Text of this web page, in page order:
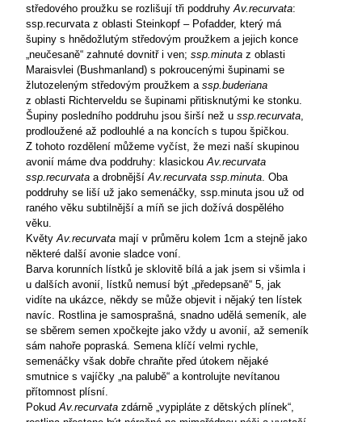
středového proužku se rozlišují tři poddruhyAv.recurvata:
ssp.recurvata z oblasti Steinkopf – Pofadder, který má
šupiny s hnědožlutým středovým proužkem a jejich konce
„neučesaně“ zahnuté dovnitř i ven; ssp.minuta z oblasti
Maraisvlei (Bushmanland) s pokroucenými šupinami se
žlutozeleným středovým proužkem a ssp.buderiana
z oblasti Richterveldu se šupinami přitisknutými ke stonku.
Šupiny posledního poddruhu jsou širší než u ssp.recurvata,
prodloužené až podlouhlé a na koncích s tupou špičkou.
Z tohoto rozdělení můžeme vyčíst, že mezi naší skupinou
avonií máme dva poddruhy: klasickou Av.recurvata
ssp.recurvata a drobnějšíAv.recurvata ssp.minuta. Oba
poddruhy se liší už jako semenáčky, ssp.minuta jsou už od
raného věku subtilnější a míň se jich dožívá dospělého
věku.
KvětyAv.recurvata mají v průměru kolem 1cm a stejně jako
některé další avonie sladce voní.
Barva korunních lístků je sklovitě bílá a jak jsem si všimla i
u dalších avonií, lístků nemusí být „předepsaně“ 5, jak
vidíte na ukázce, někdy se může objevit i nějaký ten lístek
navíc. Rostlina je samosprašná, snadno udělá semeník, ale
se sběrem semen xpočkejte jako vždy u avonií, až semeník
sám nahoře popraská. Semena klíčí velmi rychle,
semenáčky však dobře chraňte před útokem nějaké
smutnice s vajíčky „na palubě“ a kontrolujte nevítanou
přítomnost plísní.
PokudAv.recurvata zdárně „vypipláte z dětských plínek“,